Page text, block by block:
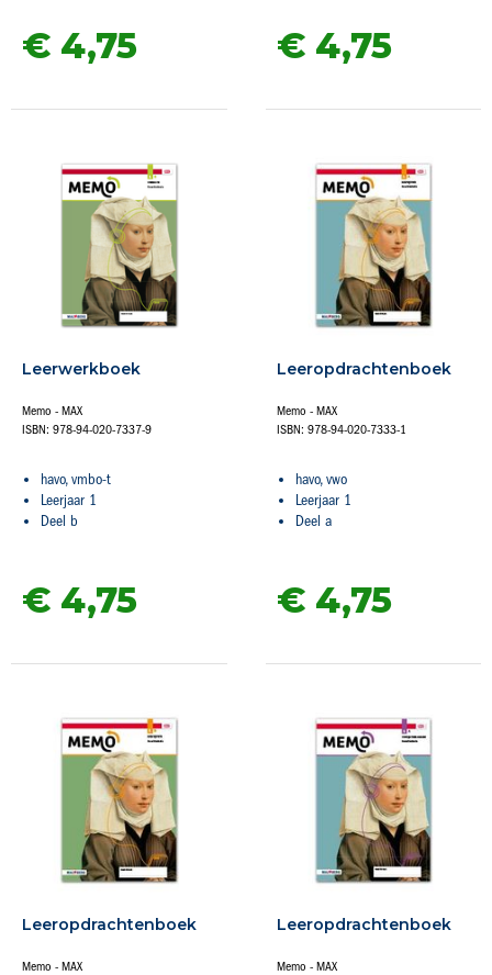
€ 4,75 € 4,75
Leerwerkboek
Memo - MAX
ISBN: 978-94-020-7337-9
havo, vmbo-t
Leerjaar 1
Deel b
€ 4,75
Leeropdrachtenboek
Memo - MAX
ISBN: 978-94-020-7333-1
havo, vwo
Leerjaar 1
Deel a
€ 4,75
Leeropdrachtenboek
Memo - MAX
Leeropdrachtenboek
Memo - MAX